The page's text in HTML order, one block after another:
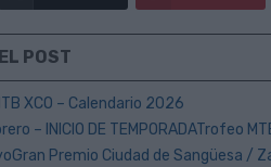
POST
XCO – Calendario 2026
– INICIO DE TEMPORADATrofeo
Premio Ciudad de Sangüesa /